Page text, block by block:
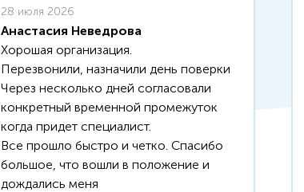
28 июля 2026
Анастасия Неведрова
Хорошая организация.
Перезвонили, назначили день поверки
Через несколько дней согласовали
конкретный временной промежуток
когда придет специалист.
Все прошло быстро и четко. Спасибо
большое, что вошли в положение и
дождались меня